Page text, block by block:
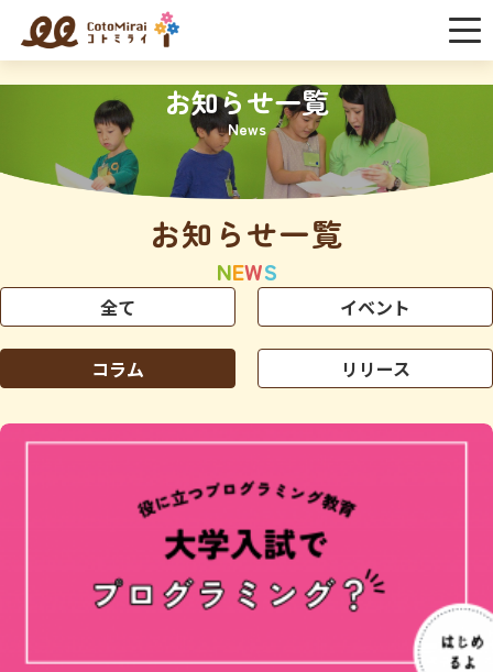
お知らせ一覧
News
お知らせ一覧
NEWS
全て イベント
コラム リリース